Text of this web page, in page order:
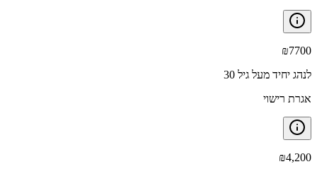
₪7700
לנהג יחיד מעל גיל 30
אגרת רישוי
₪4,200